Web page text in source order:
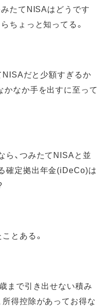
みたてNISAはどうです
ちょっと知ってる。
NISAだと少額すぎるか
かなか手を出すに至って
ら、つみたてNISAと並
確定拠出年金(iDeCo)は
とある。
まで引き出せない積み
所得控除があってお得な